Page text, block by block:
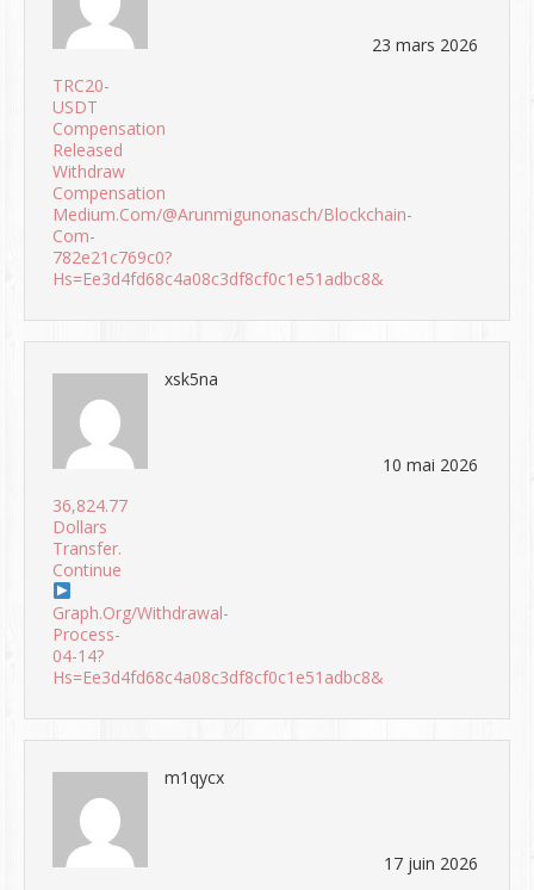
TRC20-
USDT
Compensation
Released
Withdraw
Compensation
Medium.com/@arunmigunonasch/blockchain-
Com-
782e21c769c0?
Hs=ee3d4fd68c4a08c3df8cf0c1e51adbc8&
23 mars 2026
36,824.77
Dollars
Transfer.
Continue
Graph.org/Withdrawal-
Process-
04-14?
Hs=ee3d4fd68c4a08c3df8cf0c1e51adbc8&
xsk5na
10 mai 2026
m1qycx
17 juin 2026